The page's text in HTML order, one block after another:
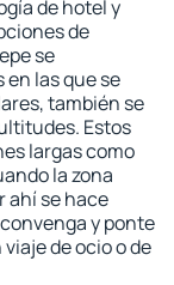
de hotel y
de
se
las que se
también se
Estos
largas como
la zona
ahí se hace
y ponte
de ocio o de